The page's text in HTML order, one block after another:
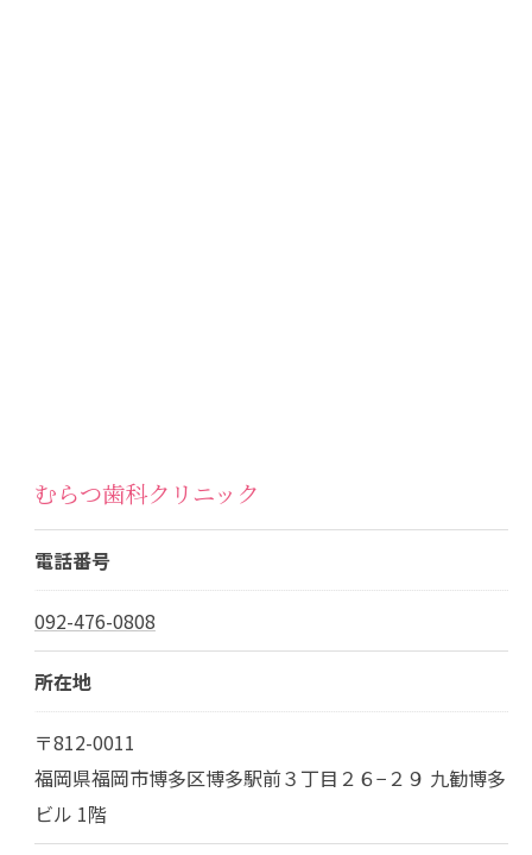
むらつ歯科クリニック
電話番号
092-476-0808
所在地
〒812-0011
福岡県福岡市博多区博多駅前３丁目２６−２９ 九勧博多
ビル 1階